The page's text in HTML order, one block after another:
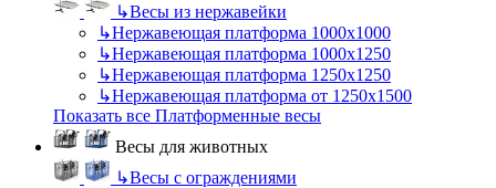
↳Весы из нержавейки
↳Нержавеющая платформа 1000х1000
↳Нержавеющая платформа 1000х1250
↳Нержавеющая платформа 1250х1250
↳Нержавеющая платформа от 1250х1500
Показать все Платформенные весы
Весы для животных
↳Весы с ограждениями